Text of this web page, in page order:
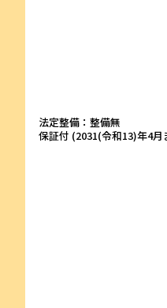
法定整備：整備無
保証付 (2031(令和13)年4